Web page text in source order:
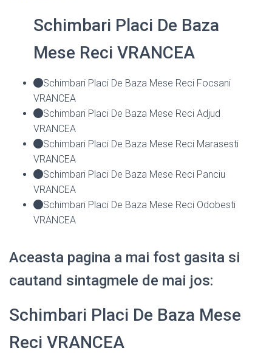
Schimbari Placi De Baza
Mese Reci VRANCEA
Schimbari Placi De Baza Mese Reci Focsani
VRANCEA
Schimbari Placi De Baza Mese Reci Adjud
VRANCEA
Schimbari Placi De Baza Mese Reci Marasesti
VRANCEA
Schimbari Placi De Baza Mese Reci Panciu
VRANCEA
Schimbari Placi De Baza Mese Reci Odobesti
VRANCEA
Aceasta pagina a mai fost gasita si
cautand sintagmele de mai jos:
Schimbari Placi De Baza Mese
Reci VRANCEA